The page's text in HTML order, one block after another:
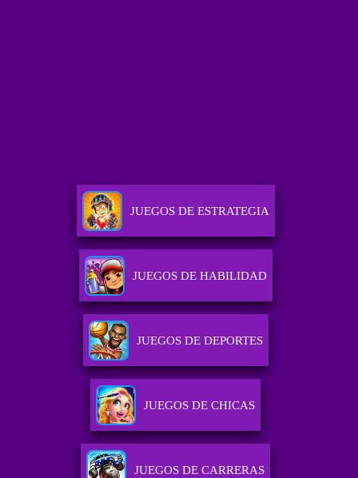
JUEGOS DE ESTRATEGIA
JUEGOS DE HABILIDAD
JUEGOS DE DEPORTES
JUEGOS DE CHICAS
JUEGOS DE CARRERAS